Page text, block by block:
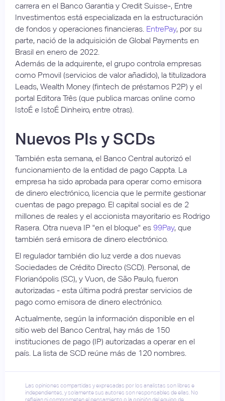
carrera en el Banco Garantia y Credit Suisse-, Entre
Investimentos está especializada en la estructuración
de fondos y operaciones financieras. EntrePay, por su
parte, nació de la adquisición de Global Payments en
Brasil en enero de 2022.
Además de la adquirente, el grupo controla empresas
como Pmovil (servicios de valor añadido), la titulizadora
Leads, Wealth Money (fintech de préstamos P2P) y el
portal Editora Três (que publica marcas online como
IstoÉ e IstoÉ Dinheiro, entre otras).
Nuevos PIs y SCDs
También esta semana, el Banco Central autorizó el
funcionamiento de la entidad de pago Cappta. La
empresa ha sido aprobada para operar como emisora
de dinero electrónico, licencia que le permite gestionar
cuentas de pago prepago. El capital social es de 2
millones de reales y el accionista mayoritario es Rodrigo
Rasera. Otra nueva IP "en el bloque" es 99Pay, que
también será emisora de dinero electrónico.
El regulador también dio luz verde a dos nuevas
Sociedades de Crédito Directo (SCD). Personal, de
Florianópolis (SC), y Vuon, de São Paulo, fueron
autorizadas - esta última podrá prestar servicios de
pago como emisora de dinero electrónico.
Actualmente, según la información disponible en el
sitio web del Banco Central, hay más de 150
instituciones de pago (IP) autorizadas a operar en el
país. La lista de SCD reúne más de 120 nombres.
Las opiniones compartidas y expresadas por los analistas son libres e
independientes, y solamente sus autores son responsables de ellas. No
reflejan ni comprometen el pensamiento o la opinión del equipo de